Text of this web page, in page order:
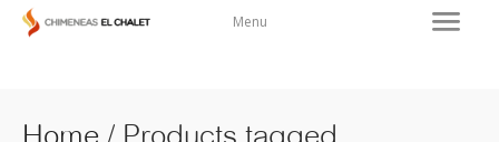
Menu
Home / Products tagged